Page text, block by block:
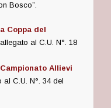
Bosco”.
Coppa del
al C.U. N°. 18
Allievi
al C.U. N°. 34del